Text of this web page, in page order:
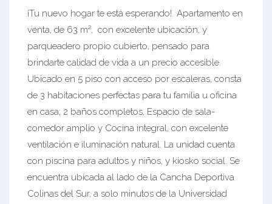
¡Tu nuevo hogar te está esperando! Apartamento en
venta, de 63 m², con excelente ubicación, y
parqueadero propio cubierto, pensado para
brindarte calidad de vida a un precio accesible.
Ubicado en 5 piso con acceso por escaleras, consta
de 3 habitaciones perfectas para tu familia u oficina
en casa; 2 baños completos, Espacio de sala-
comedor amplio y Cocina integral, con excelente
ventilación e iluminación natural. La unidad cuenta
con piscina para adultos y niños, y kiosko social. Se
encuentra ubicada al lado de la Cancha Deportiva
Colinas del Sur, a solo minutos de la Universidad